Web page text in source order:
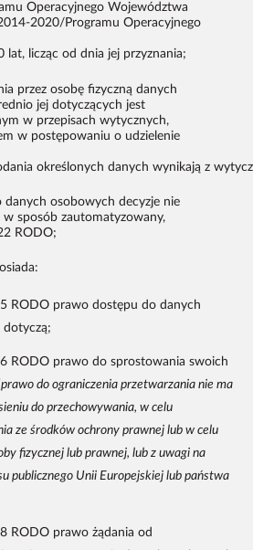
Operacyjnego Województwa
2020/Programu Operacyjnego
lat, licząc od dnia jej przyznania;
przez osobę fizyczną danych
jej dotyczących jest
w przepisach wytycznych,
w postępowaniu o udzielenie
określonych danych wynikają z
danych osobowych decyzje nie
w sposób zautomatyzowany,
RODO;
RODO prawo dostępu do danych
dotyczą;
RODO prawo do sprostowania swoich
prawo do ograniczenia przetwarzania nie ma
do przechowywania, w celu
ze środków ochrony prawnej lub w celu
fizycznej lub prawnej, lub z uwagi na
publicznego Unii Europejskiej lub państwa
RODO prawo żądania od